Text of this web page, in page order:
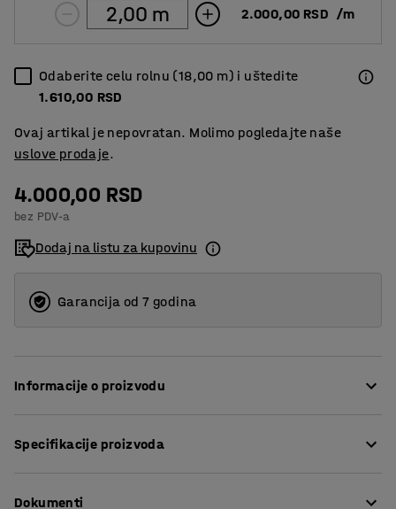
2.000,00 RSD /m
Odaberite celu rolnu (18,00 m) i uštedite
1.610,00 RSD
Ovaj artikal je nepovratan. Molimo pogledajte naše
uslove prodaje.
4.000,00 RSD
bez PDV-a
Dodaj na listu za kupovinu
Garancija od 7 godina
Informacije o proizvodu
debljine 9,5 mm sa reljefnom površinom. Ovaj penasti
Specifikacije proizvoda
Debljina: 9,5
Dokumenti